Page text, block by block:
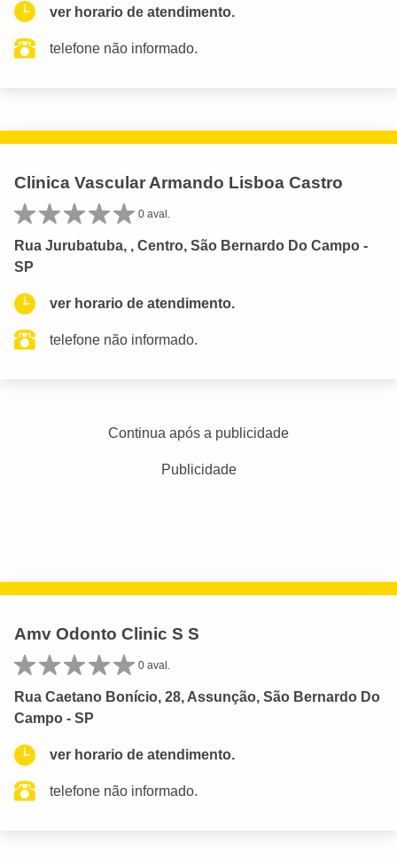
ver horario de atendimento.
telefone não informado.
Clinica Vascular Armando Lisboa Castro
0 aval.
Rua Jurubatuba, , Centro, São Bernardo Do Campo -
SP
ver horario de atendimento.
telefone não informado.
Continua após a publicidade
Publicidade
Amv Odonto Clinic S S
0 aval.
Rua Caetano Bonício, 28, Assunção, São Bernardo Do
Campo - SP
ver horario de atendimento.
telefone não informado.